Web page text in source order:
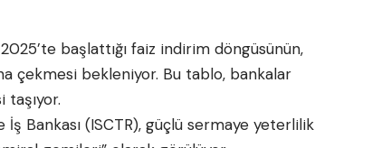
başlattığı faiz indirim döngüsünün,
çekmesi bekleniyor. Bu tablo, bankalar
taşıyor.
İş Bankası (ISCTR), güçlü sermaye yeterlilik